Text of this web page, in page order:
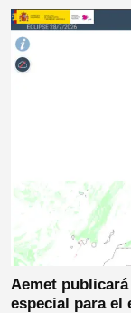
Aemet
especial para el